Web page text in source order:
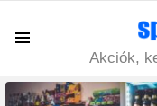
Akciók,
LATEST
STORIES